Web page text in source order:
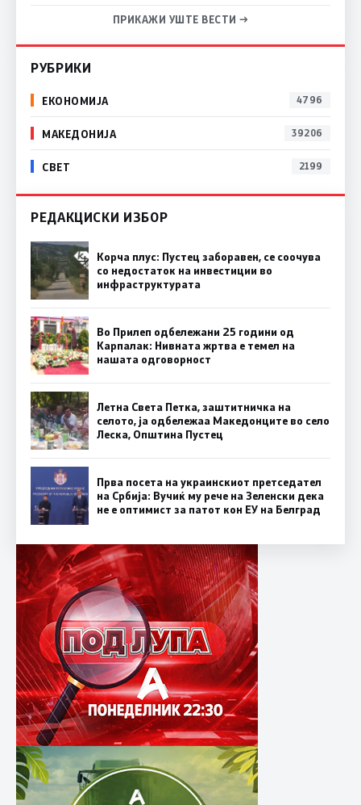
ПРИКАЖИ УШТЕ ВЕСТИ →
РУБРИКИ
ЕКОНОМИЈА 4796
МАКЕДОНИЈА 39206
СВЕТ 2199
РЕДАКЦИСКИ ИЗБОР
Корча плус: Пустец заборавен, се соочува
со недостаток на инвестиции во
инфраструктурата
Во Прилеп одбележани 25 години од
Карпалак: Нивната жртва е темел на
нашата одговорност
Летна Света Петка, заштитничка на
селото, ја одбележаа Македонците во село
Леска, Општина Пустец
Прва посета на украинскиот претседател
на Србија: Вучиќ му рече на Зеленски дека
не е оптимист за патот кон ЕУ на Белград